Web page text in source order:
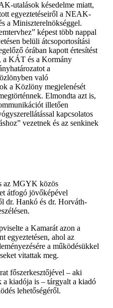
utalások késedelme miatt,
egyeztetéseiről a NEAK-
a Miniszterelnökséggel.
képest több nappal
belüli átcsoportosítási
órában kapott értesítést
a KÁT és a Kormány
a
való
a Közlöny megjelenését
Elmondta azt is,
illetően
kapcsolatos
vezetnek és az senkinek
az MGYK közös
átfogó jövőképével
dr. Hankó és dr. Horváth-
a Kamarát azon a
egyeztetésen, ahol az
a működésükkel
vitattak meg.
főszerkesztőjével – aki
kiadója is – tárgyalt a kiadó
lehetőségéről.